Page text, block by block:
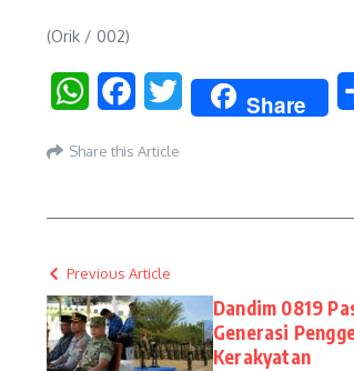
(Orik / 002)
WhatsAppFacebookTwitter Share
Share this Article
Previous Article
Dandim 0819
Generasi
Kerakyatan